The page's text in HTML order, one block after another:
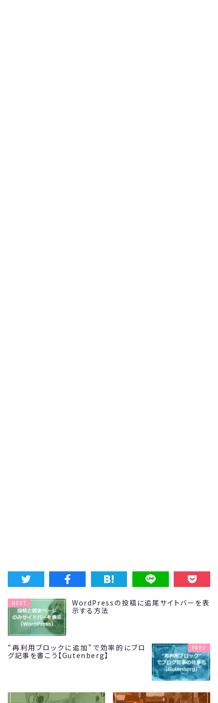
NEXT
WordPressの投稿に追尾サイトバーを表
示する方法
“再利用ブロックに追加”で効率的にブロ
グ記事を書こう【Gutenberg】
PREV